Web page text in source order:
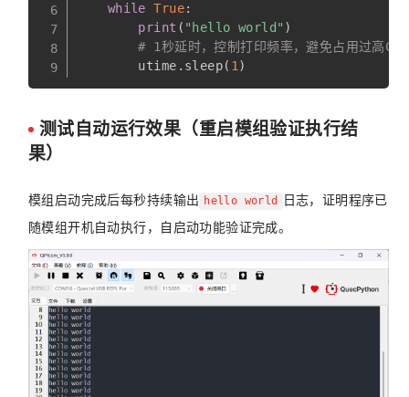
while True:
print ( "hello world" )
# 1秒延时，控制打印频率，避免占用过高
        utime
. sleep( 1)
测试自动运行效果（重启模组验证执行结
果）
模组启动完成后每秒持续输出 hello world
日志，证明程序已
随模组开机自动执行，自启动功能验证完成。